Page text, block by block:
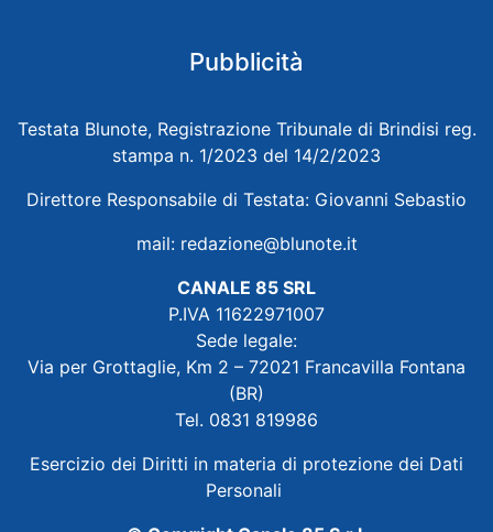
Pubblicità
Testata Blunote, Registrazione Tribunale di Brindisi reg.
stampa n. 1/2023 del 14/2/2023
Direttore Responsabile di Testata: Giovanni Sebastio
mail: redazione@blunote.it
CANALE 85 SRL
P.IVA 11622971007
Sede legale:
Via per Grottaglie, Km 2 – 72021 Francavilla Fontana
(BR)
Tel. 0831 819986
Esercizio dei Diritti in materia di protezione dei Dati
Personali